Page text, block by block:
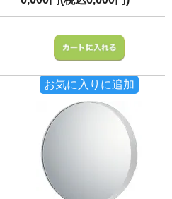
お気に入りに追加